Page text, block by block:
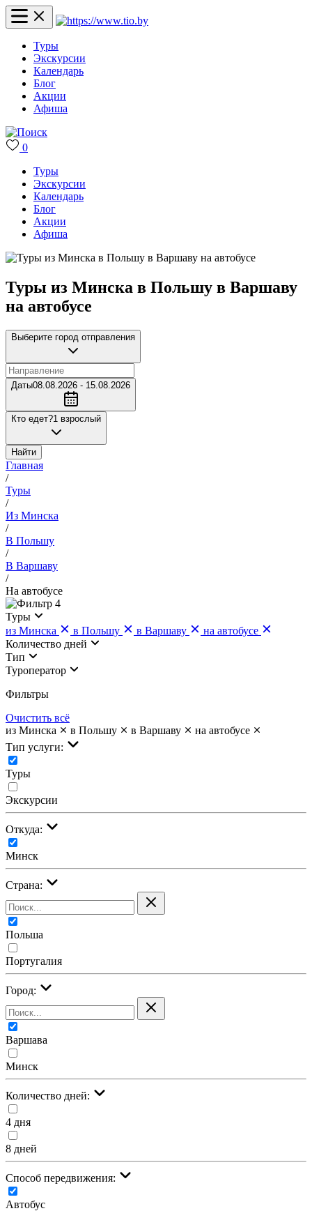
Туры
Экскурсии
Календарь
Блог
Акции
Афиша
0
Туры
Экскурсии
Календарь
Блог
Акции
Афиша
Туры из Минска в Польшу в Варшаву
на автобусе
Выберите город отправления
Даты08.08.2026 - 15.08.2026
Кто едет?1 взрослый
Найти
Главная
/
Туры
/
Из Минска
/
В Польшу
/
В Варшаву
/
На автобусе
4
Туры
из Минска
в Польшу в Варшаву
на автобусе
Количество дней
Тип
Туроператор
Фильтры
Очистить всё
из Минска
в Польшу в Варшаву
на автобусе
Тип услуги:
Туры
Экскурсии
Откуда:
Минск
Страна:
Польша
Португалия
Город:
Варшава
Минск
Количество дней:
4 дня
8 дней
Cпособ передвижения:
Автобус